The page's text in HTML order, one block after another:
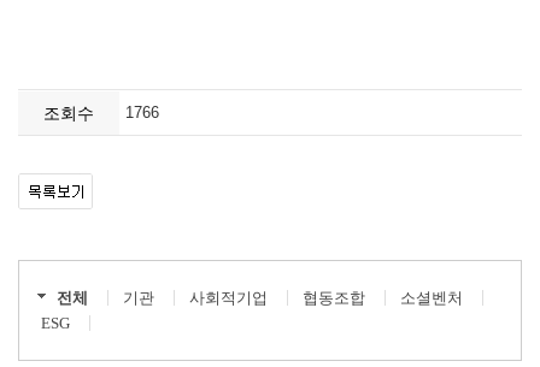
조회수 1766
전체 기관 사회적기업 협동조합
소셜벤처
ESG